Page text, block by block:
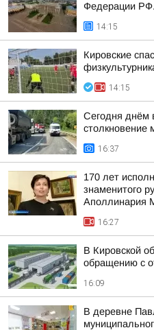
Федерации РФ.
14:15
Кировские
14:15
Сегодня днём
столкновение
16:37
170 лет
знаменитого
Аполлинария
16:27
В Кировской
обращению с
16:09
В деревне